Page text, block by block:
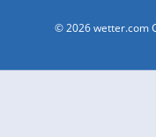
© 2026 wetter.com